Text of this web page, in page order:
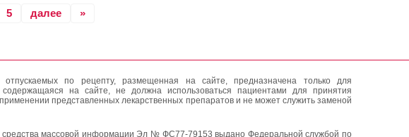
5 далее »
по рецепту, размещенная на сайте, предназначена только для
на сайте, не должна использоваться пациентами для принятия
представленных лекарственных препаратов и не может служить заменой
средства массовой информации Эл № ФС77-79153 выдано Федеральной службой по